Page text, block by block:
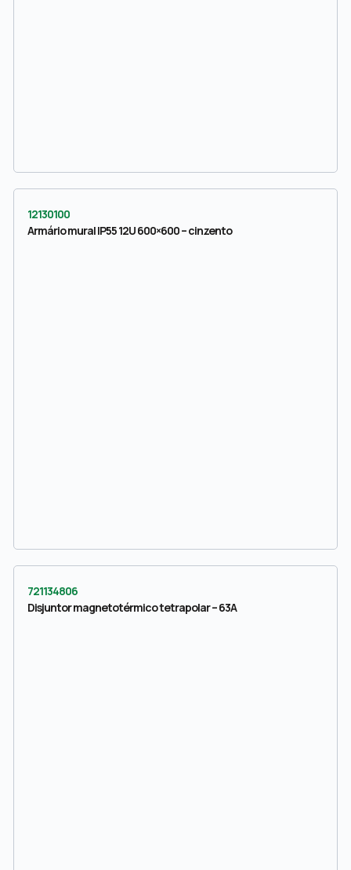
12130100
Armário mural IP55 12U 600×600 – cinzento
721134806
Disjuntor magnetotérmico tetrapolar – 63A